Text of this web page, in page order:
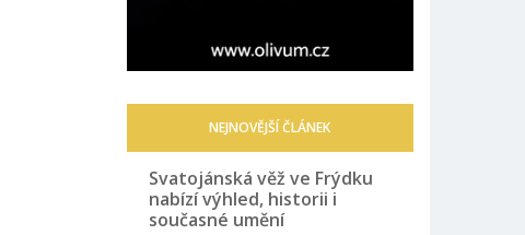
NEJNOVĚJŠÍ ČLÁNEK
Svatojánská věž ve Frýdku
nabízí výhled, historii i
současné umění